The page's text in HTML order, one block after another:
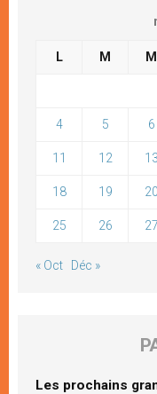
L M M
4 5 6
11 12 13
18 19 20
25 26 27
« Oct Déc »
Les prochains